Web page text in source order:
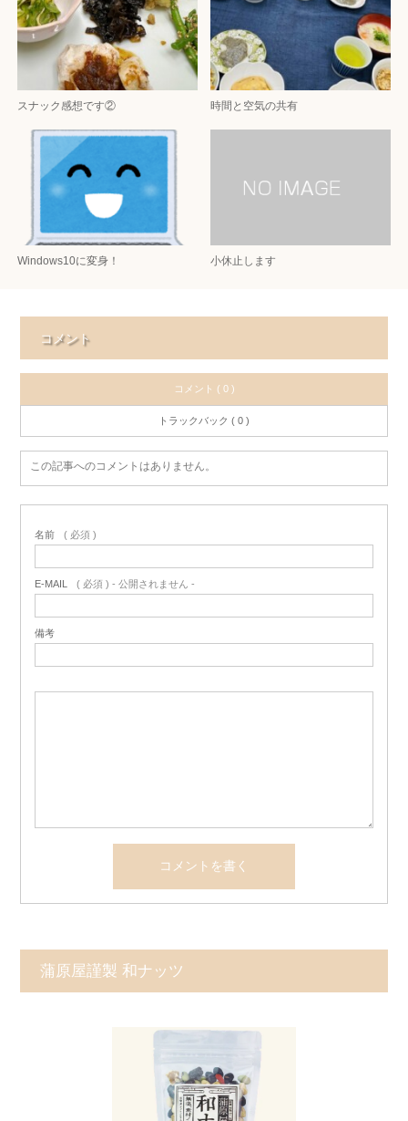
スナック感想です② 時間と空気の共有
Windows10に変身！ 小休止します
コメント
コメント ( 0 )
トラックバック ( 0 )
この記事へのコメントはありません。
名前 ( 必須 )
E-MAIL ( 必須 ) - 公開されません -
備考
蒲原屋謹製 和ナッツ